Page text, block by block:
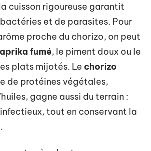
cuisson rigoureuse garantit
bactéries et de parasites. Pour
proche du chorizo, on peut
fumé, le piment doux ou le
plats mijotés. Le chorizo
de protéines végétales,
gagne aussi du terrain :
tout en conservant la